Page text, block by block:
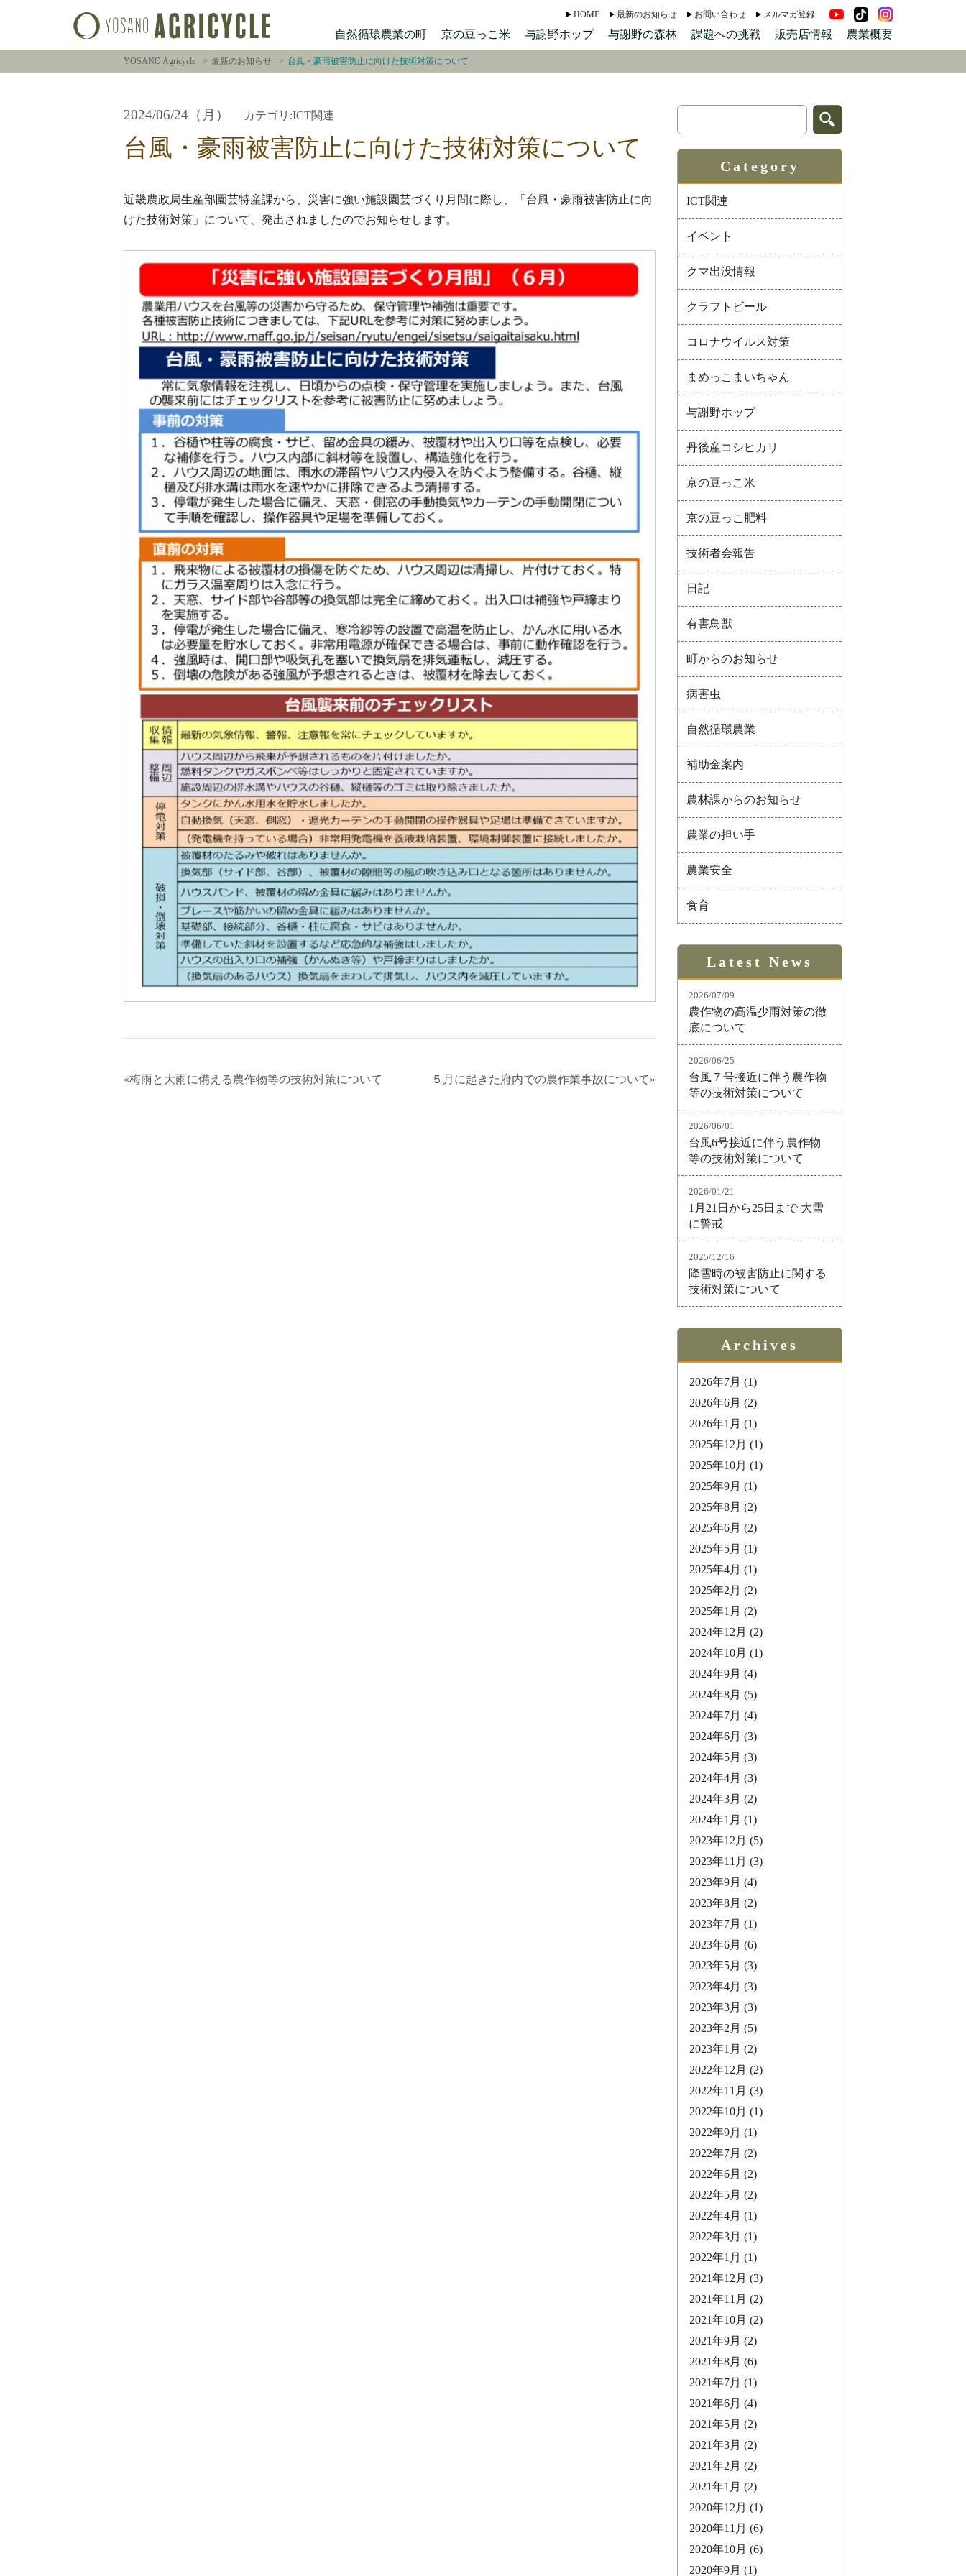
HOME 最新のお知らせ お問い合わせ メルマガ登録
自然循環農業の町 京の豆っこ米 与謝野ホップ 与謝野の森林 課題への挑戦 販売店情報 農業概要
YOSANO Agricycle 最新のお知らせ 台風・豪雨被害防止に向けた技術対策について
2024/06/24（月） カテゴリ:ICT関連
台風・豪雨被害防止に向けた技術対策について
近畿農政局生産部園芸特産課から、災害に強い施設園芸づくり月間に際し、「台風・豪雨被害防止に向
けた技術対策」について、発出されましたのでお知らせします。
«梅雨と大雨に備える農作物等の技術対策について ５月に起きた府内での農作業事故について»
Category
ICT関連
イベント
クマ出没情報
クラフトビール
コロナウイルス対策
まめっこまいちゃん
与謝野ホップ
丹後産コシヒカリ
京の豆っこ米
京の豆っこ肥料
技術者会報告
日記
有害鳥獣
町からのお知らせ
病害虫
自然循環農業
補助金案内
農林課からのお知らせ
農業の担い手
農業安全
食育
Latest News
2026/07/09
農作物の高温少雨対策の徹
底について
2026/06/25
台風７号接近に伴う農作物
等の技術対策について
2026/06/01
台風6号接近に伴う農作物
等の技術対策について
2026/01/21
1月21日から25日まで 大雪
に警戒
2025/12/16
降雪時の被害防止に関する
技術対策について
Archives
2026年7月 (1)
2026年6月 (2)
2026年1月 (1)
2025年12月 (1)
2025年10月 (1)
2025年9月 (1)
2025年8月 (2)
2025年6月 (2)
2025年5月 (1)
2025年4月 (1)
2025年2月 (2)
2025年1月 (2)
2024年12月 (2)
2024年10月 (1)
2024年9月 (4)
2024年8月 (5)
2024年7月 (4)
2024年6月 (3)
2024年5月 (3)
2024年4月 (3)
2024年3月 (2)
2024年1月 (1)
2023年12月 (5)
2023年11月 (3)
2023年9月 (4)
2023年8月 (2)
2023年7月 (1)
2023年6月 (6)
2023年5月 (3)
2023年4月 (3)
2023年3月 (3)
2023年2月 (5)
2023年1月 (2)
2022年12月 (2)
2022年11月 (3)
2022年10月 (1)
2022年9月 (1)
2022年7月 (2)
2022年6月 (2)
2022年5月 (2)
2022年4月 (1)
2022年3月 (1)
2022年1月 (1)
2021年12月 (3)
2021年11月 (2)
2021年10月 (2)
2021年9月 (2)
2021年8月 (6)
2021年7月 (1)
2021年6月 (4)
2021年5月 (2)
2021年3月 (2)
2021年2月 (2)
2021年1月 (2)
2020年12月 (1)
2020年11月 (6)
2020年10月 (6)
2020年9月 (1)